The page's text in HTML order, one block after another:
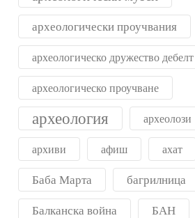
археологически проучвания
археологическо дружество дебелт
археологическо проучване
археология археолози
архиви афиш ахат
Баба Марта багрилница
Балканска война БАН